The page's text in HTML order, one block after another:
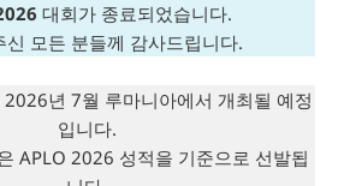
대회가 종료되었습니다.
신 모든 분들께 감사드립니다.
2026년 7월 루마니아에서 개최될 예정
입니다.
APLO 2026 성적을 기준으로 선발됩